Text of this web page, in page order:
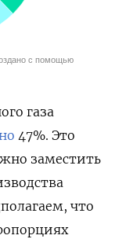
газа
47%. Это
заместить
что